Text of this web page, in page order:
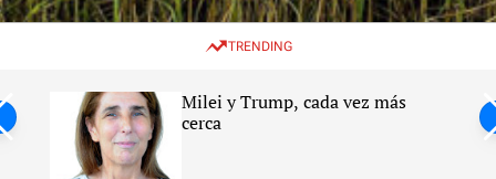
w
c
e
e
TRENDING
Milei y Trump, cada vez más
cerca